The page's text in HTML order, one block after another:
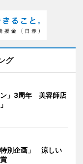
グ
ン」3周年 美容師店
特別企画」 涼しい